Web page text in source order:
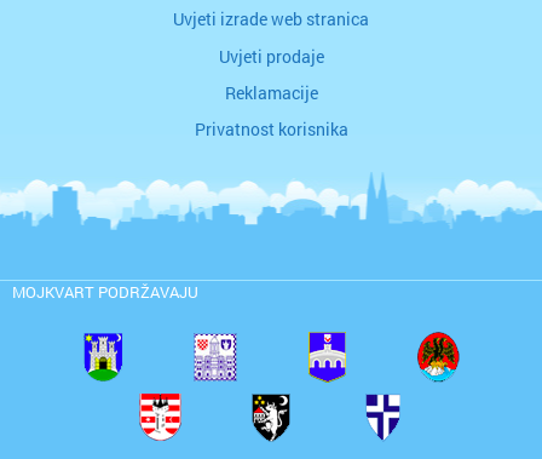
Uvjeti izrade web stranica
Uvjeti prodaje
Reklamacije
Privatnost korisnika
MOJKVART PODRŽAVAJU